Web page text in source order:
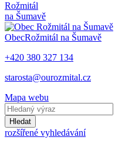
Rožmitál
na Šumavě
ObecRožmitál na Šumavě
+420 380 327 134
starosta@ourozmital.cz
Mapa webu
Hledat
rozšířené vyhledávání